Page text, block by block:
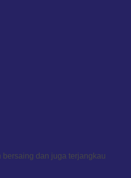
bersaing dan juga terjangkau